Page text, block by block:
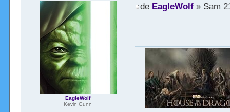
de EagleWolf» Sam
EagleWolf
Kevin Gunn